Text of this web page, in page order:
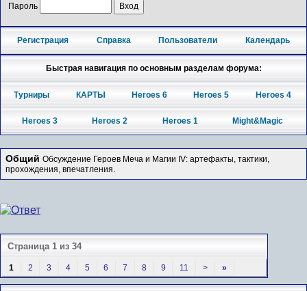
Пароль
Регистрация Справка Пользователи Календарь
Быстрая навигация по основным разделам форума:
Турниры КАРТЫ Heroes 6 Heroes 5 Heroes 4
Heroes 3 Heroes 2 Heroes 1 Might&Magic
Общий Обсуждение Героев Меча и Магии IV: артефакты, тактики,
прохождения, впечатления.
Страница 1 из 34
1 2 3 4 5 6 7 8 9 11 > »